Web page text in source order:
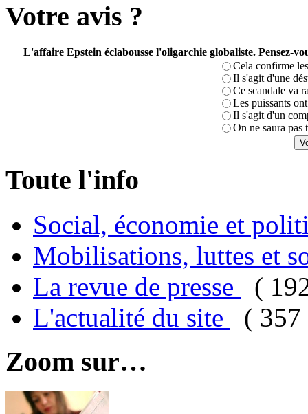
Votre avis ?
L'affaire Epstein éclabousse l'oligarchie globaliste. Pensez-
Cela confirme
Il s'agit d'une
Ce scandale va
Les puissants
Il s'agit d'un
On ne saura pas
Toute l'info
Social, économie et
Mobilisations, luttes et
La revue de presse
(
L'actualité du site
( 357
Zoom sur…